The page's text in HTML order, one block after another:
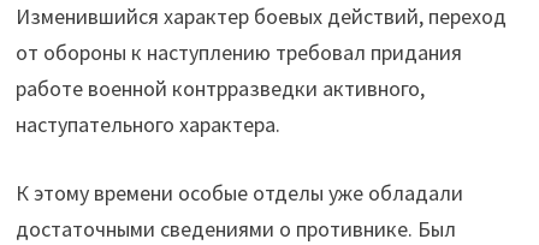
Изменившийся характер боевых действий, переход
от обороны к наступлению требовал придания
работе военной контрразведки активного,
наступательного характера.
К этому времени особые отделы уже обладали
достаточными сведениями о противнике. Был